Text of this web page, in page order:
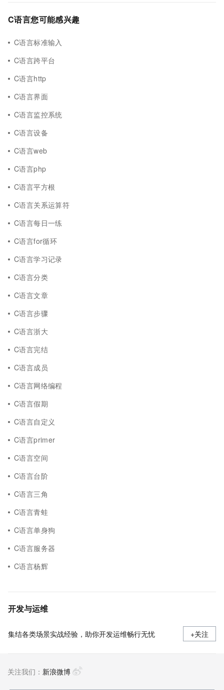
C语言您可能感兴趣
C语言标准输入
C语言跨平台
C语言http
C语言界面
C语言监控系统
C语言设备
C语言web
C语言php
C语言平方根
C语言关系运算符
C语言每日一练
C语言for循环
C语言学习记录
C语言分类
C语言文章
C语言步骤
C语言浙大
C语言完结
C语言成员
C语言网络编程
C语言假期
C语言自定义
C语言primer
C语言空间
C语言台阶
C语言三角
C语言青蛙
C语言单身狗
C语言服务器
C语言杨辉
开发与运维
集结各类场景实战经验，助你开发运维畅行无忧 +关注
关注我们： 新浪微博